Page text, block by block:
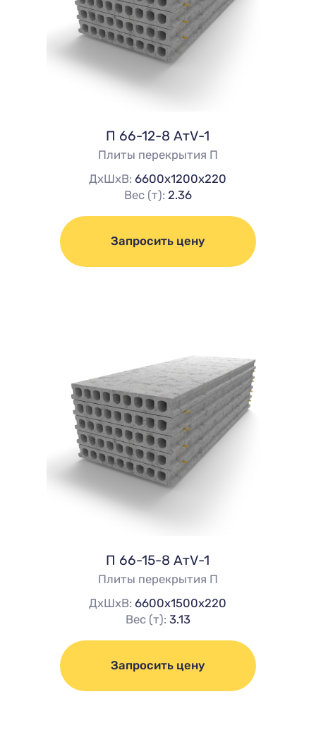
П 66-12-8 AтV-1
Плиты перекрытия П
ДхШхВ:6600х1200х220
Вес (т): 2.36
Запросить цену
П 66-15-8 AтV-1
Плиты перекрытия П
ДхШхВ:6600х1500х220
Вес (т): 3.13
Запросить цену